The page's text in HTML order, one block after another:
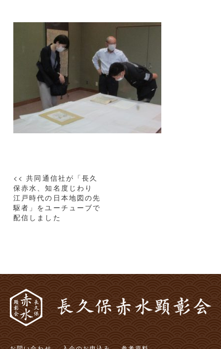
投
稿
ナ
ビ
ン
<< 共同通信社が「長久
保赤水、知名度じわり
江戸時代の日本地図の先
駆者」をユーチューブで
配信しました